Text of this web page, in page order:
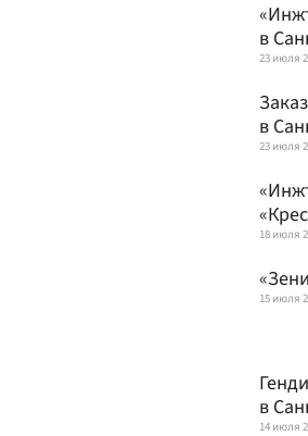
в
23 июля
в
23 июля
18 июля
15 июля
в
14 июля